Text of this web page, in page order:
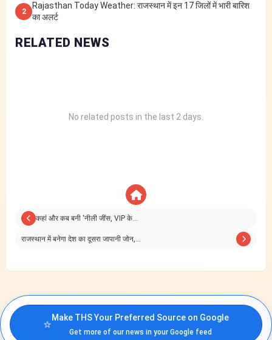
2
Rajasthan Today Weather: राजस्थान में इन 17 जिलों में भारी बारिश
का अलर्ट
RELATED NEWS
No related posts in the last 2 days.
कहां और कब बनी ‘नीली जींस, VIP के…
राजस्थान में बनेगा देश का दूसरा जापानी जोन,…
⭐Make THS Your Preferred Source on Google
Get more of our news in your Google feed